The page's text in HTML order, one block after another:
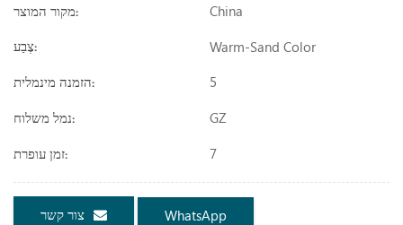
מקור המוצר: China
צֶבַע: Warm-Sand Color
הזמנה מינמלית: 5
נמל משלוח: GZ
זמן עופרת: 7
צור קשר WhatsApp